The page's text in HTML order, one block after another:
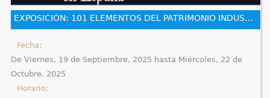
e
t
EXPOSICIÓN: 101 ELEMENTOS DEL PATRIMONIO INDUSTRIAL EN ESPAÑA
Fecha:
De Viernes, 19 de Septiembre, 2025 hasta Miércoles, 22 de
Octubre, 2025
Horario: